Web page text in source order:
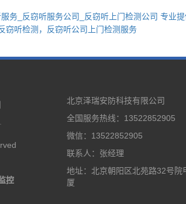
务_反窃听服务公司_反窃听上门检测公司 专业
窃听检测，反窃听公司上门检测服务
控
北京泽瑞安防科技有限公司
全国服务热线：13522852905
微信：13522852905
联系人：张经理
地址：北京朝阳区北苑路32号院
厦